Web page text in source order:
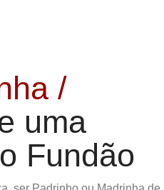
/
uma
Fundão